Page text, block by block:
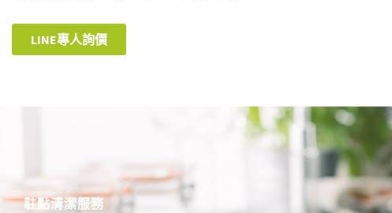
LINE專人詢價
駐點清潔服務